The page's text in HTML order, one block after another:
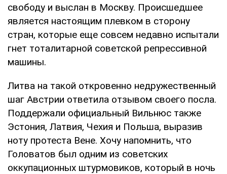
свободу и выслан в Москву. Происшедшее
является настоящим плевком в сторону
стран, которые еще совсем недавно испытали
гнет тоталитарной советской репрессивной
машины.
Литва на такой откровенно недружественный
шаг Австрии ответила отзывом своего посла.
Поддержали официальный Вильнюс также
Эстония, Латвия, Чехия и Польша, выразив
ноту протеста Вене. Хочу напомнить, что
Головатов был одним из советских
оккупационных штурмовиков, который в ночь